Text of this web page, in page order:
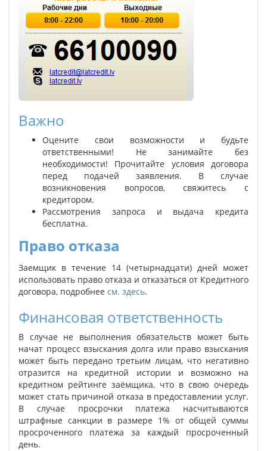
Важно
Оцените свои возможности и будьте
ответственными! Не занимайте без
необходимости! Прочитайте условия договора
перед подачей заявления. В случае
возникновения вопросов, свяжитесь с
кредитором.
Рассмотрения запроса и выдача кредита
бесплатна.
Право отказа
Заемщик в течение 14 (четырнадцати) дней может
использовать право отказа и отказаться от Кредитного
договора, подробнее см. здесь.
Финансовая ответственность
В случае не выполнения обязательств может быть
начат процесс взыскания долга или право взыскания
может быть передано третьим лицам, что негативно
отразится на кредитной истории и возможно на
кредитном рейтинге заёмщика, что в свою очередь
может стать причиной отказа в предоставлении услуг.
В случае просрочки платежа насчитываются
штрафные санкции в размере 1% от общей суммы
просроченного платежа за каждый просроченный
день.